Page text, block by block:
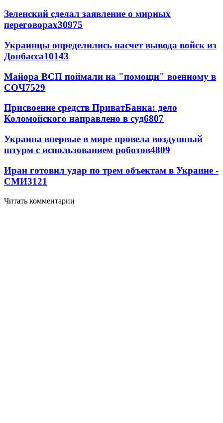
Зеленский сделал заявление о мирных
переговорах30975
Украинцы определились насчет вывода войск из
Донбасса10143
Майора ВСП поймали на "помощи" военному в
СОЧ7529
Присвоение средств ПриватБанка: дело
Коломойского направлено в суд6807
Украина впервые в мире провела воздушный
штурм с использованием роботов4809
Иран готовил удар по трем объектам в Украине -
СМИ3121
Читать комментарии